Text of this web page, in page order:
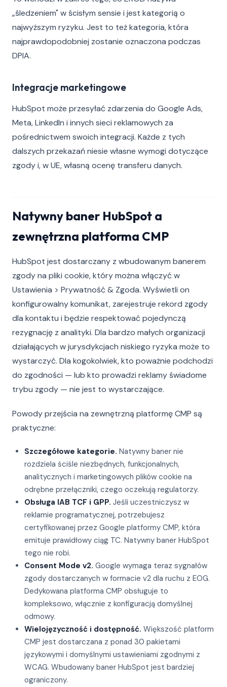
„śledzeniem" w ścisłym sensie i jest kategorią o
najwyższym ryzyku. Jest to też kategoria, która
najprawdopodobniej zostanie oznaczona podczas
DPIA.
Integracje marketingowe
HubSpot może przesyłać zdarzenia do Google Ads,
Meta, LinkedIn i innych sieci reklamowych za
pośrednictwem swoich integracji. Każde z tych
dalszych przekazań niesie własne wymogi dotyczące
zgody i, w UE, własną ocenę transferu danych.
Natywny baner HubSpot a
zewnętrzna platforma CMP
HubSpot jest dostarczany z wbudowanym banerem
zgody na pliki cookie, który można włączyć w
Ustawienia > Prywatność & Zgoda. Wyświetli on
konfigurowalny komunikat, zarejestruje rekord zgody
dla kontaktu i będzie respektować pojedynczą
rezygnację z analityki. Dla bardzo małych organizacji
działających w jurysdykcjach niskiego ryzyka może to
wystarczyć. Dla kogokolwiek, kto poważnie podchodzi
do zgodności — lub kto prowadzi reklamy świadome
trybu zgody — nie jest to wystarczające.
Powody przejścia na zewnętrzną platformę CMP są
praktyczne:
Szczegółowe kategorie. Natywny baner nie
rozdziela ściśle niezbędnych, funkcjonalnych,
analitycznych i marketingowych plików cookie na
odrębne przełączniki, czego oczekują regulatorzy.
Obsługa IAB TCF i GPP. Jeśli uczestniczysz w
reklamie programatycznej, potrzebujesz
certyfikowanej przez Google platformy CMP, która
emituje prawidłowy ciąg TC. Natywny baner HubSpot
tego nie robi.
Consent Mode v2. Google wymaga teraz sygnałów
zgody dostarczanych w formacie v2 dla ruchu z EOG.
Dedykowana platforma CMP obsługuje to
kompleksowo, włącznie z konfiguracją domyślnej
odmowy.
Wielojęzyczność i dostępność. Większość platform
CMP jest dostarczana z ponad 30 pakietami
językowymi i domyślnymi ustawieniami zgodnymi z
WCAG. Wbudowany baner HubSpot jest bardziej
ograniczony.